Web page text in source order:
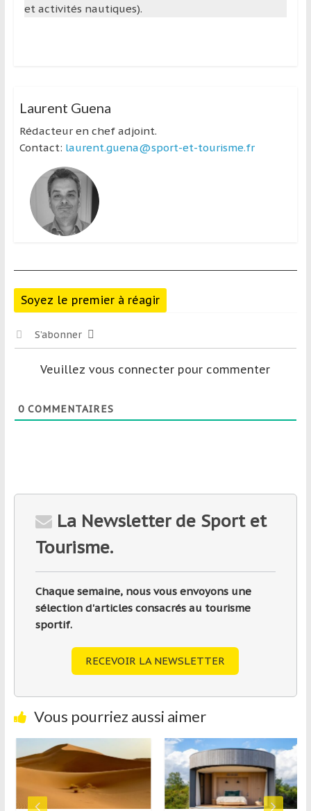
et activités nautiques).
Laurent Guena
Rédacteur en chef adjoint.
Contact: laurent.guena@sport-et-tourisme.fr
Soyez le premier à réagir
S’abonner
Veuillez vous connecter pour commenter
0COMMENTAIRES
La Newsletter de Sport et
Tourisme.
Chaque semaine, nous vous envoyons une
sélection d'articles consacrés au tourisme
sportif.
RECEVOIR LA NEWSLETTER
Vous pourriez aussi aimer